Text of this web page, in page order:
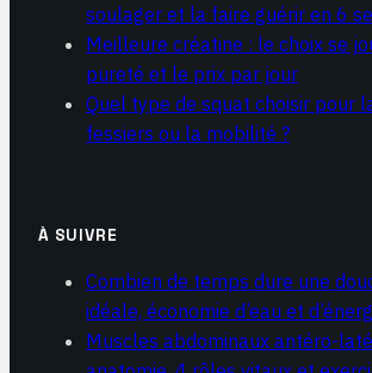
soulager et la faire guérir en 6
Meilleure créatine : le choix se
pureté et le prix par jour
Quel type de squat choisir pour
fessiers ou la mobilité ?
À SUIVRE
Combien de temps dure une
idéale, économie d’eau et
Muscles abdominaux antéro-